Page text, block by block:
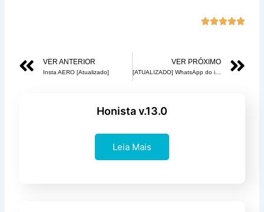

Anterior
VER ANTERIOR
Insta AERO [Atualizado]
VER PRÓXIMO
[ATUALIZADO] WhatsApp do iOS 14 no Android [2020]
Honista v.13.0
Leia Mais